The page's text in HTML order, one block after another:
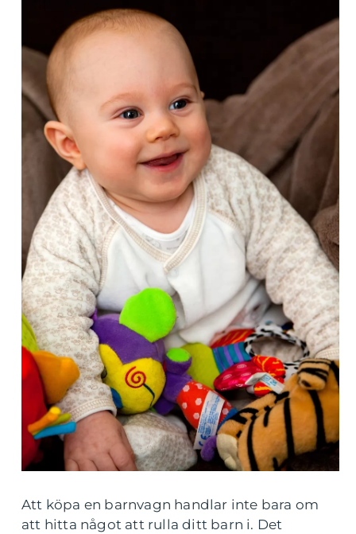
Att köpa en barnvagn handlar inte bara om
att hitta något att rulla ditt barn i. Det